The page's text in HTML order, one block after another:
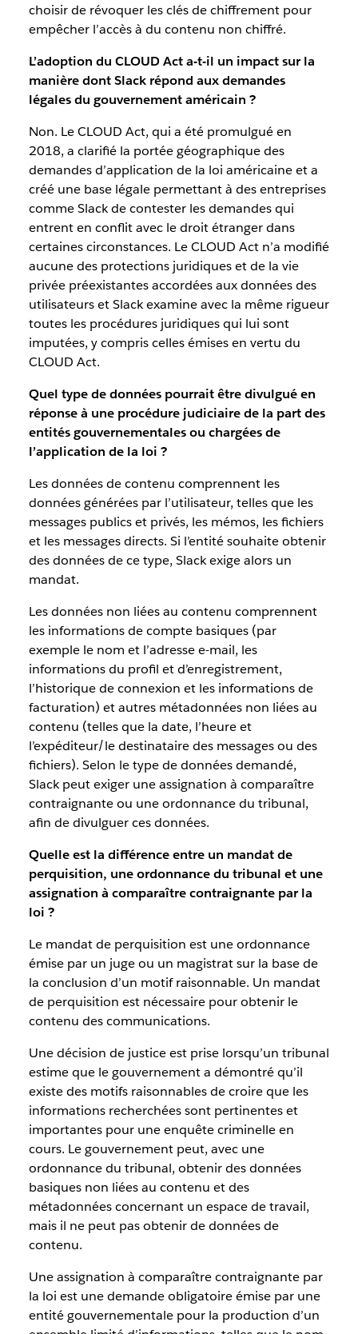
choisir de révoquer les clés de chiffrement pour
empêcher l’accès à du contenu non chiffré.
L’adoption du CLOUD Act a-t-il un impact sur la
manière dont Slack répond aux demandes
légales du gouvernement américain ?
Non. Le CLOUD Act, qui a été promulgué en
2018, a clarifié la portée géographique des
demandes d’application de la loi américaine et a
créé une base légale permettant à des entreprises
comme Slack de contester les demandes qui
entrent en conflit avec le droit étranger dans
certaines circonstances. Le CLOUD Act n’a modifié
aucune des protections juridiques et de la vie
privée préexistantes accordées aux données des
utilisateurs et Slack examine avec la même rigueur
toutes les procédures juridiques qui lui sont
imputées, y compris celles émises en vertu du
CLOUD Act.
Quel type de données pourrait être divulgué en
réponse à une procédure judiciaire de la part des
entités gouvernementales ou chargées de
l’application de la loi ?
Les données de contenu comprennent les
données générées par l’utilisateur, telles que les
messages publics et privés, les mémos, les fichiers
et les messages directs. Si l’entité souhaite obtenir
des données de ce type, Slack exige alors un
mandat.
Les données non liées au contenu comprennent
les informations de compte basiques (par
exemple le nom et l’adresse e-mail, les
informations du profil et d’enregistrement,
l’historique de connexion et les informations de
facturation) et autres métadonnées non liées au
contenu (telles que la date, l’heure et
l’expéditeur/le destinataire des messages ou des
fichiers). Selon le type de données demandé,
Slack peut exiger une assignation à comparaître
contraignante ou une ordonnance du tribunal,
afin de divulguer ces données.
Quelle est la différence entre un mandat de
perquisition, une ordonnance du tribunal et une
assignation à comparaître contraignante par la
loi ?
Le mandat de perquisition est une ordonnance
émise par un juge ou un magistrat sur la base de
la conclusion d’un motif raisonnable. Un mandat
de perquisition est nécessaire pour obtenir le
contenu des communications.
Une décision de justice est prise lorsqu’un tribunal
estime que le gouvernement a démontré qu’il
existe des motifs raisonnables de croire que les
informations recherchées sont pertinentes et
importantes pour une enquête criminelle en
cours. Le gouvernement peut, avec une
ordonnance du tribunal, obtenir des données
basiques non liées au contenu et des
métadonnées concernant un espace de travail,
mais il ne peut pas obtenir de données de
contenu.
Une assignation à comparaître contraignante par
la loi est une demande obligatoire émise par une
entité gouvernementale pour la production d’un